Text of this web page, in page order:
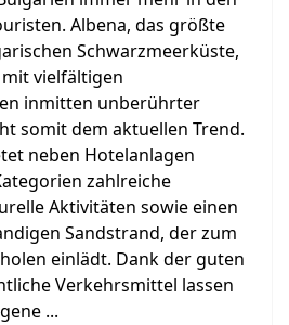
Albena, das größte
Schwarzmeerküste,
vielfältigen
inmitten unberührter
somit dem aktuellen Trend.
neben Hotelanlagen
zahlreiche
Aktivitäten sowie einen
Sandstrand, der zum
einlädt. Dank der guten
Verkehrsmittel lassen
...